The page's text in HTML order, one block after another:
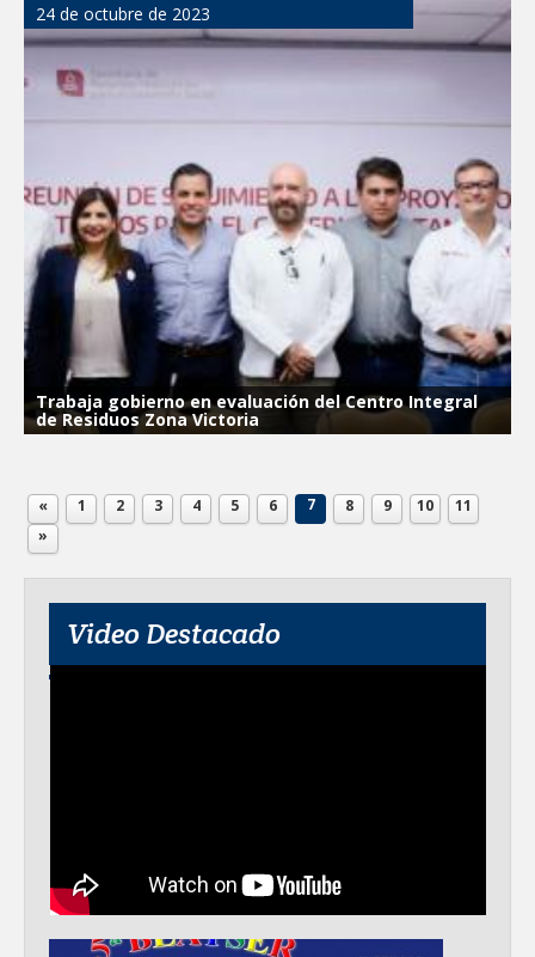
24 de octubre de 2023
Trabaja gobierno en evaluación del Centro Integral
de Residuos Zona Victoria
« 1 2 3 4 5 6 7 8 9 10
11
»
Video Destacado